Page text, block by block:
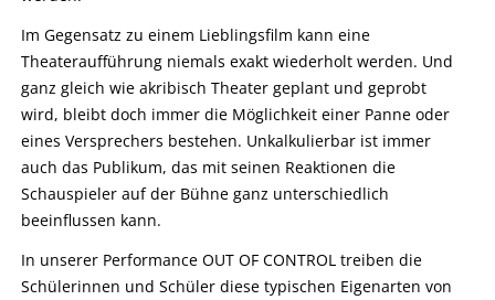
Im Gegensatz zu einem Lieblingsfilm kann eine
Theateraufführung niemals exakt wiederholt werden. Und
ganz gleich wie akribisch Theater geplant und geprobt
wird, bleibt doch immer die Möglichkeit einer Panne oder
eines Versprechers bestehen. Unkalkulierbar ist immer
auch das Publikum, das mit seinen Reaktionen die
Schauspieler auf der Bühne ganz unterschiedlich
beeinflussen kann.
In unserer Performance OUT OF CONTROL treiben die
Schülerinnen und Schüler diese typischen Eigenarten von